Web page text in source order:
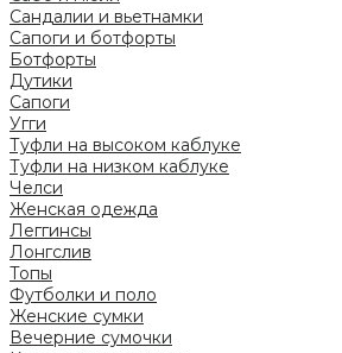
Сандалии и вьетнамки
Сапоги и ботфорты
Ботфорты
Дутики
Сапоги
Угги
Туфли на высоком каблуке
Туфли на низком каблуке
Челси
Женская одежда
Леггинсы
Лонгслив
Топы
Футболки и поло
Женские сумки
Вечерние сумочки